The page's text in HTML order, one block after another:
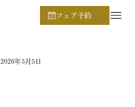
フェア予約
2026年5月5日